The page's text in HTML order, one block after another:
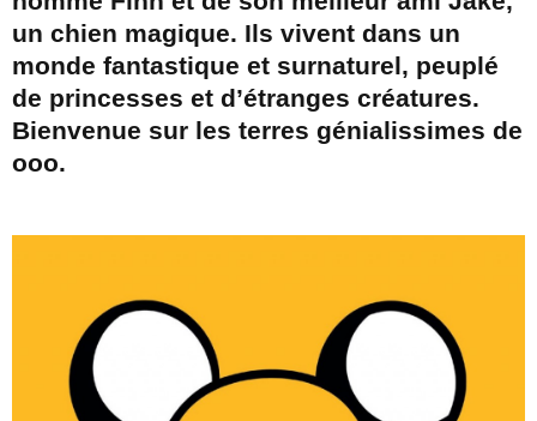
un chien magique. Ils vivent dans un
monde fantastique et surnaturel, peuplé
de princesses et d’étranges créatures.
Bienvenue sur les terres génialissimes de
ooo.